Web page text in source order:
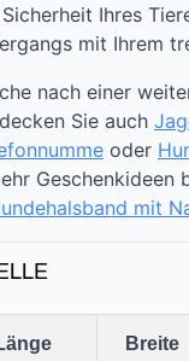
Ihres
mit Ihrem
nach einer
Sie auch
oder
Geschenkideen
mit
Breite